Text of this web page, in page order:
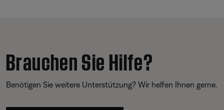
Brauchen Sie Hilfe?
Benötigen Sie weitere Unterstützung? Wir helfen Ihnen gerne.